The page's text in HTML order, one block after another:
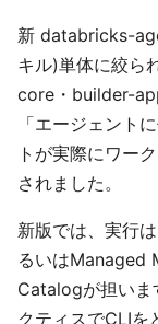
新 databricks-
キル)単体に絞ら
core・builder-
「エージェント
トが実際にワー
されました。
新版では、実行
るいはManaged
Catalogが担いま
クティスでCLIを